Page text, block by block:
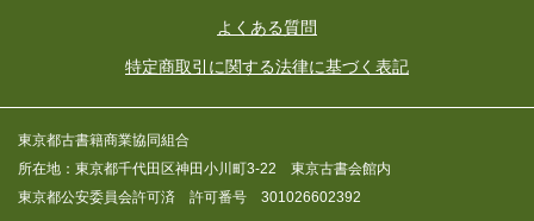
よくある質問
特定商取引に関する法律に基づく表記
東京都古書籍商業協同組合
所在地：東京都千代田区神田小川町3-22 東京古書会館内
東京都公安委員会許可済 許可番号 301026602392